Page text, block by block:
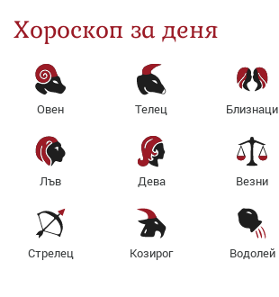
Хороскоп за деня
Овен Телец Близнаци
Лъв Дева Везни
Стрелец Козирог Водолей